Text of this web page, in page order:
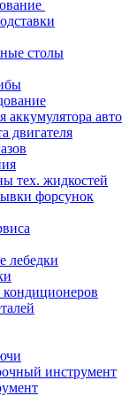
столы
аккумулятора авто
двигателя
тех. жидкостей
форсунок
лебедки
кондиционеров
инструмент